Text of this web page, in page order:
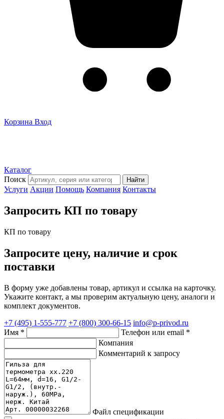
Корзина Вход
Каталог
Поиск
Найти
Услуги Акции Помощь Компания Контакты
Запросить КП по товару
КП по товару
Запросите цену, наличие и срок
поставки
В форму уже добавлены товар, артикул и ссылка на карточку.
Укажите контакт, а мы проверим актуальную цену, аналоги и
комплект документов.
+7 (495) 1-555-777 +7 (800) 300-66-15 info@p-privod.ru
Имя *
Телефон или email *
Компания
Комментарий к запросу
Файл спецификации